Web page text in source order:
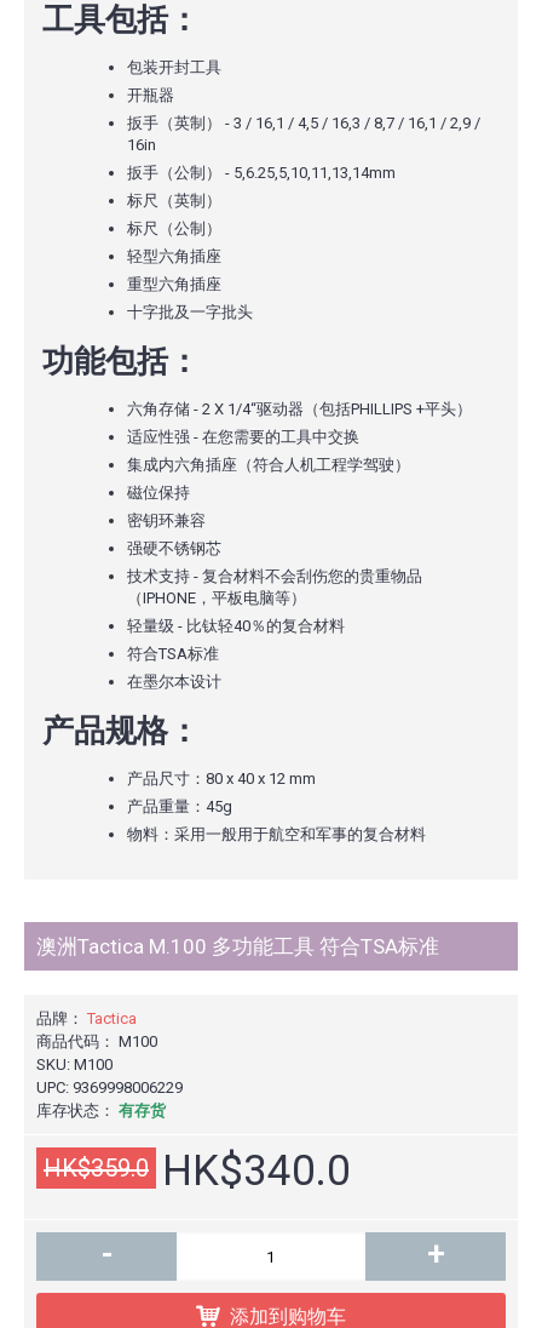
工具包括：
包装开封工具
开瓶器
扳手（英制） - 3 / 16,1 / 4,5 / 16,3 / 8,7 / 16,1 / 2,9 /
16in
扳手（公制） - 5,6.25,5,10,11,13,14mm
标尺（英制）
标尺（公制）
轻型六角插座
重型六角插座
十字批及一字批头
功能包括：
六角存储 - 2 X 1/4“驱动器（包括PHILLIPS +平头）
适应性强 - 在您需要的工具中交换
集成内六角插座（符合人机工程学驾驶）
磁位保持
密钥环兼容
强硬不锈钢芯
技术支持 - 复合材料不会刮伤您的贵重物品
（IPHONE，平板电脑等）
轻量级 - 比钛轻40％的复合材料
符合TSA标准
在墨尔本设计
产品规格：
产品尺寸：80 x 40 x 12 mm
产品重量：45g
物料：采用一般用于航空和军事的复合材料
澳洲Tactica M.100 多功能工具 符合TSA标准
品牌： Tactica
商品代码： M100
SKU: M100
UPC: 9369998006229
库存状态： 有存货
HK$359.0 HK$340.0
- +
添加到购物车